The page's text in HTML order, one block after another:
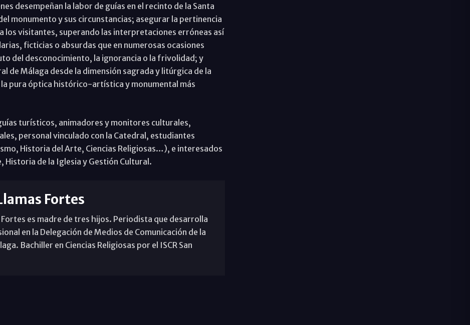
desempeñan la labor de guías en el recinto de la Santa
monumento y sus circunstancias; asegurar la pertinencia
visitantes, superando las interpretaciones erróneas así
ficticias o absurdas que en numerosas ocasiones
del desconocimiento, la ignorancia o la frivolidad; y
de Málaga desde la dimensión sagrada y litúrgica de la
pura óptica histórico-artística y monumental más
turísticos, animadores y monitores culturales,
personal vinculado con la Catedral, estudiantes
Historia del Arte, Ciencias Religiosas…), e interesados
Historia de la Iglesia y Gestión Cultural.
Fortes
Fortes es madre de tres hijos. Periodista que desarrolla
en la Delegación de Medios de Comunicación de la
Bachiller en Ciencias Religiosas por el ISCR San